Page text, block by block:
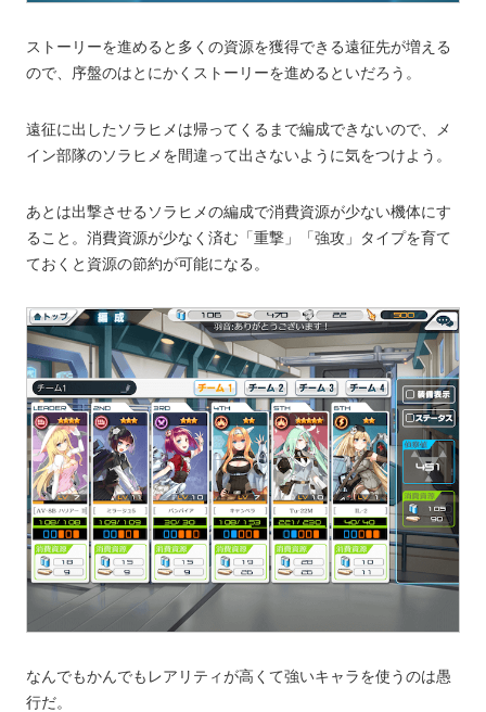
ストーリーを進めると多くの資源を獲得できる遠征先が増える
ので、序盤のはとにかくストーリーを進めるといだろう。
遠征に出したソラヒメは帰ってくるまで編成できないので、メ
イン部隊のソラヒメを間違って出さないように気をつけよう。
あとは出撃させるソラヒメの編成で消費資源が少ない機体にす
ること。消費資源が少なく済む「重撃」「強攻」タイプを育て
ておくと資源の節約が可能になる。
なんでもかんでもレアリティが高くて強いキャラを使うのは愚
行だ。